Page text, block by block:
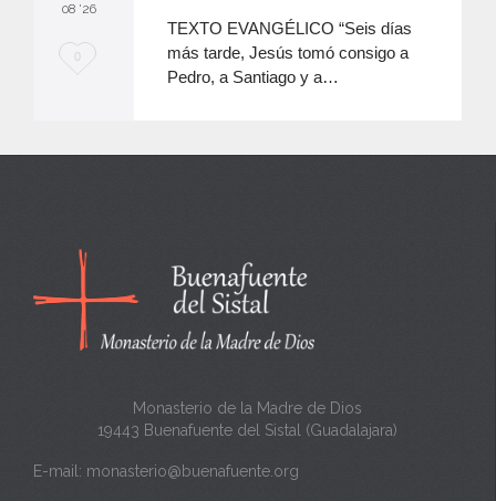
08 '26
M
n
a
0
TEXTO EVANGÉLICO “Seis días
más tarde, Jesús tomó consigo a
Pedro, a Santiago y a…
Monasterio de la Madre de Dios
19443 Buenafuente del Sistal (Guadalajara)
E-mail: monasterio@buenafuente.org